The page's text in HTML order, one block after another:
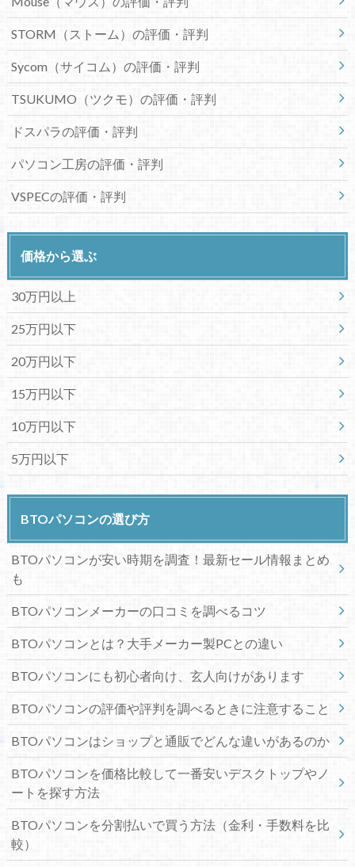
STORM（ストーム）の評価・評判
Sycom（サイコム）の評価・評判
TSUKUMO（ツクモ）の評価・評判
ドスパラの評価・評判
パソコン工房の評価・評判
VSPECの評価・評判
価格から選ぶ
30万円以上
25万円以下
20万円以下
15万円以下
10万円以下
5万円以下
BTOパソコンの選び方
BTOパソコンが安い時期を調査！最新セール情報まとめ
も
BTOパソコンメーカーの口コミを調べるコツ
BTOパソコンとは？大手メーカー製PCとの違い
BTOパソコンにも初心者向け、玄人向けがあります
BTOパソコンの評価や評判を調べるときに注意すること
BTOパソコンはショップと通販でどんな違いがあるのか
BTOパソコンを価格比較して一番安いデスクトップやノ
ートを探す方法
BTOパソコンを分割払いで買う方法（金利・手数料を比
較）